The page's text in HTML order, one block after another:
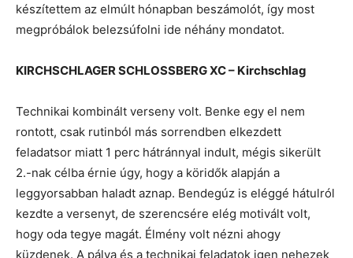
készítettem az elmúlt hónapban beszámolót, így most
megpróbálok belezsúfolni ide néhány mondatot.
KIRCHSCHLAGER SCHLOSSBERG XC – Kirchschlag
Technikai kombinált verseny volt. Benke egy el nem
rontott, csak rutinból más sorrendben elkezdett
feladatsor miatt 1 perc hátránnyal indult, mégis sikerült
2.-nak célba érnie úgy, hogy a köridők alapján a
leggyorsabban haladt aznap. Bendegúz is eléggé hátulról
kezdte a versenyt, de szerencsére elég motivált volt,
hogy oda tegye magát. Élmény volt nézni ahogy
küzdenek. A pálya és a technikai feladatok igen nehezek